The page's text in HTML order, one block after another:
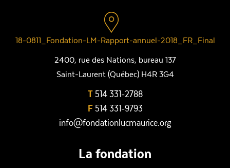
18-0811_Fondation-LM-Rapport-annuel-2018_FR_Final
2400, rue des Nations, bureau 137
Saint-Laurent (Québec) H4R 3G4
T514 331-2788
F514 331-9793
info@fondationlucmaurice.org
La fondation